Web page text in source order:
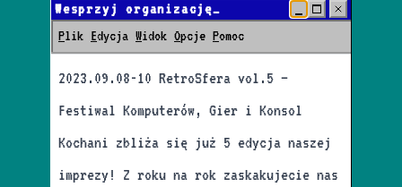
Informacje
Aktualności
Turnieje
Sesje RPG
Wesprzyj organizację
festiwalu RetroSfera vol. 5
Plik Edycja Widok Opcje Pomoc
2023.09.08-10 RetroSfera vol.5 –
Festiwal Komputerów, Gier i Konsol
Kochani zbliża się już 5 edycja naszej
imprezy! Z roku na rok zaskakujecie nas